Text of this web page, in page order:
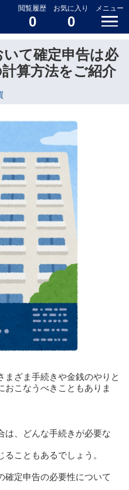
閲覧履歴
0
お気に入り
0
メニュー
て確定申告は必
算方法をご紹介
ざま手続きや金銭のやりと
おこなうべきこともありま
は、どんな手続きが必要な
こともあるでしょう。
確定申告の必要性について